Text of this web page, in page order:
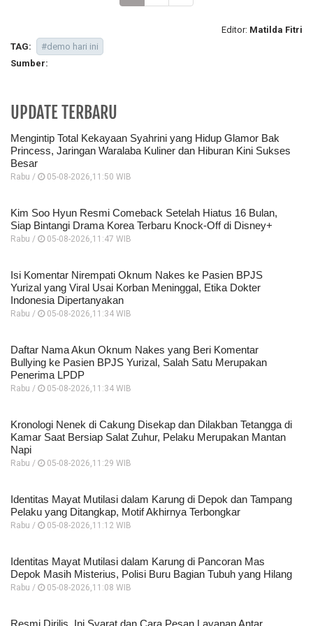
Editor: Matilda Fitri
TAG:
#demo hari ini
Sumber:
UPDATE TERBARU
Mengintip Total Kekayaan Syahrini yang Hidup Glamor Bak
Princess, Jaringan Waralaba Kuliner dan Hiburan Kini Sukses
Besar
Rabu / 05-08-2026,11:50 WIB
Kim Soo Hyun Resmi Comeback Setelah Hiatus 16 Bulan,
Siap Bintangi Drama Korea Terbaru Knock-Off di Disney+
Rabu / 05-08-2026,11:47 WIB
Isi Komentar Nirempati Oknum Nakes ke Pasien BPJS
Yurizal yang Viral Usai Korban Meninggal, Etika Dokter
Indonesia Dipertanyakan
Rabu / 05-08-2026,11:34 WIB
Daftar Nama Akun Oknum Nakes yang Beri Komentar
Bullying ke Pasien BPJS Yurizal, Salah Satu Merupakan
Penerima LPDP
Rabu / 05-08-2026,11:34 WIB
Kronologi Nenek di Cakung Disekap dan Dilakban Tetangga di
Kamar Saat Bersiap Salat Zuhur, Pelaku Merupakan Mantan
Napi
Rabu / 05-08-2026,11:29 WIB
Identitas Mayat Mutilasi dalam Karung di Depok dan Tampang
Pelaku yang Ditangkap, Motif Akhirnya Terbongkar
Rabu / 05-08-2026,11:12 WIB
Identitas Mayat Mutilasi dalam Karung di Pancoran Mas
Depok Masih Misterius, Polisi Buru Bagian Tubuh yang Hilang
Rabu / 05-08-2026,11:08 WIB